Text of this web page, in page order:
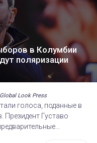
в Колумбии
поляризации
Look Press
голоса, поданные в
Президент Густаво